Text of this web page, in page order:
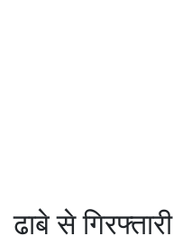
ढाबे से गिरफ्तारी